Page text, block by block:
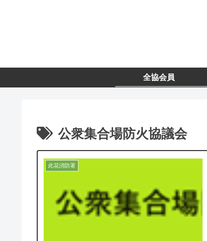
全協会員
公衆集合場防火協議会
此花消防署